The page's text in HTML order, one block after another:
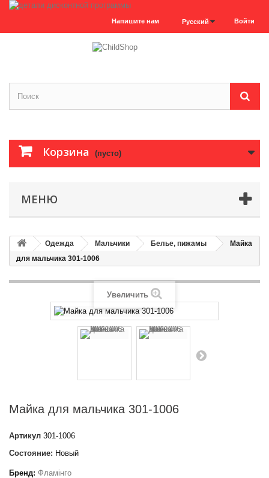
Войти
Русский
Напишите нам
Корзина (пусто)
МЕНЮ
Одежда Мальчики Белье, пижамы
Майка
для мальчика 301-1006
Увеличить
Майка для мальчика 301-1006
Артикул 301-1006
Состояние: Новый
Бренд: Фламінго